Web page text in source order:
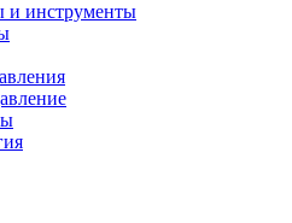
и инструменты